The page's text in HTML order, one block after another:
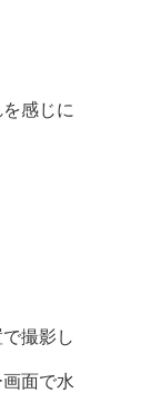
感じに
撮影し
面で水